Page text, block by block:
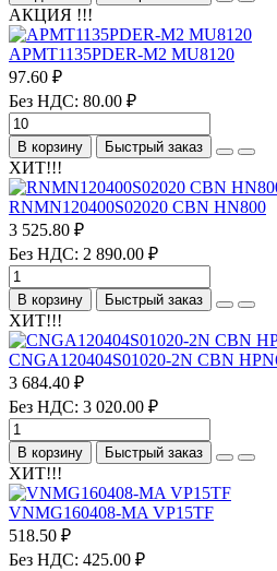
АКЦИЯ !!!
APMT1135PDER-M2 MU8120
97.60 ₽
Без НДС: 80.00 ₽
В корзину Быстрый заказ
ХИТ!!!
RNMN120400S02020 CBN HN800
3 525.80 ₽
Без НДС: 2 890.00 ₽
В корзину Быстрый заказ
ХИТ!!!
CNGA120404S01020-2N CBN
3 684.40 ₽
Без НДС: 3 020.00 ₽
В корзину Быстрый заказ
ХИТ!!!
VNMG160408-MA VP15TF
518.50 ₽
Без НДС: 425.00 ₽